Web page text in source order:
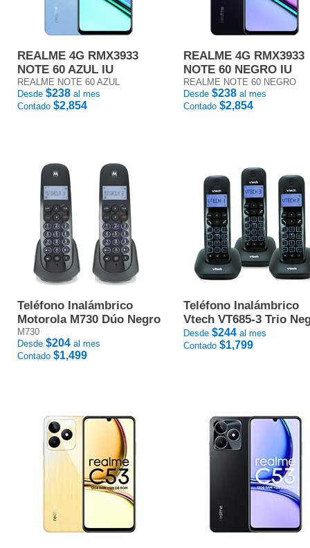
REALME 4G RMX3933
NOTE 60 AZUL IU
REALME NOTE 60 AZUL
Desde $238 al mes
Contado $2,854
REALME 4G RMX3933
NOTE 60 NEGRO IU
REALME NOTE 60 NEGRO
Desde $238 al mes
Contado $2,854
Teléfono Inalámbrico
Motorola M730 Dúo Negro
M730
Desde $204 al mes
Contado $1,499
Teléfono Inalámbrico
Vtech VT685-3 Trio
Desde $244 al mes
Contado $1,799